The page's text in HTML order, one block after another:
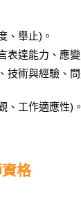
、舉止)。
表達能力、應變
技術與經驗、
、工作適應性)。
格